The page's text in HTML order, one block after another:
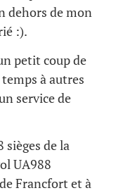
dehors de mon
:).
petit coup de
à autres
service de
sièges de la
UA988
Francfort et à